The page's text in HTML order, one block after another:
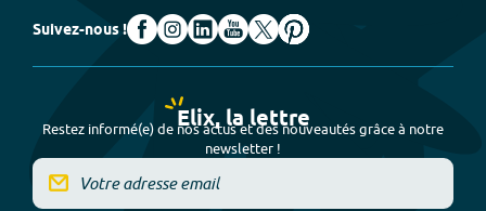
Suivez-nous !
Elix, la lettre
Restez informé(e) de nos actus et des nouveautés grâce à notre
newsletter !